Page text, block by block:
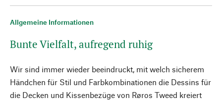
Allgemeine Informationen
Bunte Vielfalt, aufregend ruhig
Wir sind immer wieder beeindruckt, mit welch sicherem
Händchen für Stil und Farbkombinationen die Dessins für
die Decken und Kissenbezüge von Røros Tweed kreiert